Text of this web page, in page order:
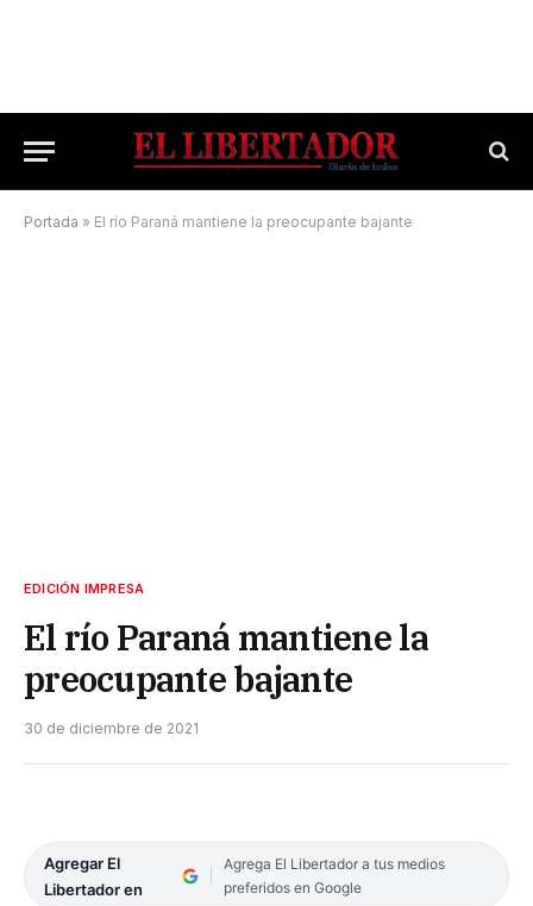
Portada » El río Paraná mantiene la preocupante bajante
EDICIÓN IMPRESA
El río Paraná mantiene la
preocupante bajante
30 de diciembre de 2021
Agregar El
Libertador en
Agrega El Libertador a tus medios
preferidos en Google